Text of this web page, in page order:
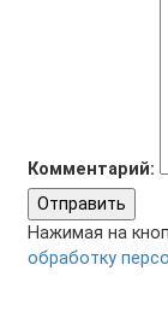
Комментарий:
Отправить
Нажимая на
обработку